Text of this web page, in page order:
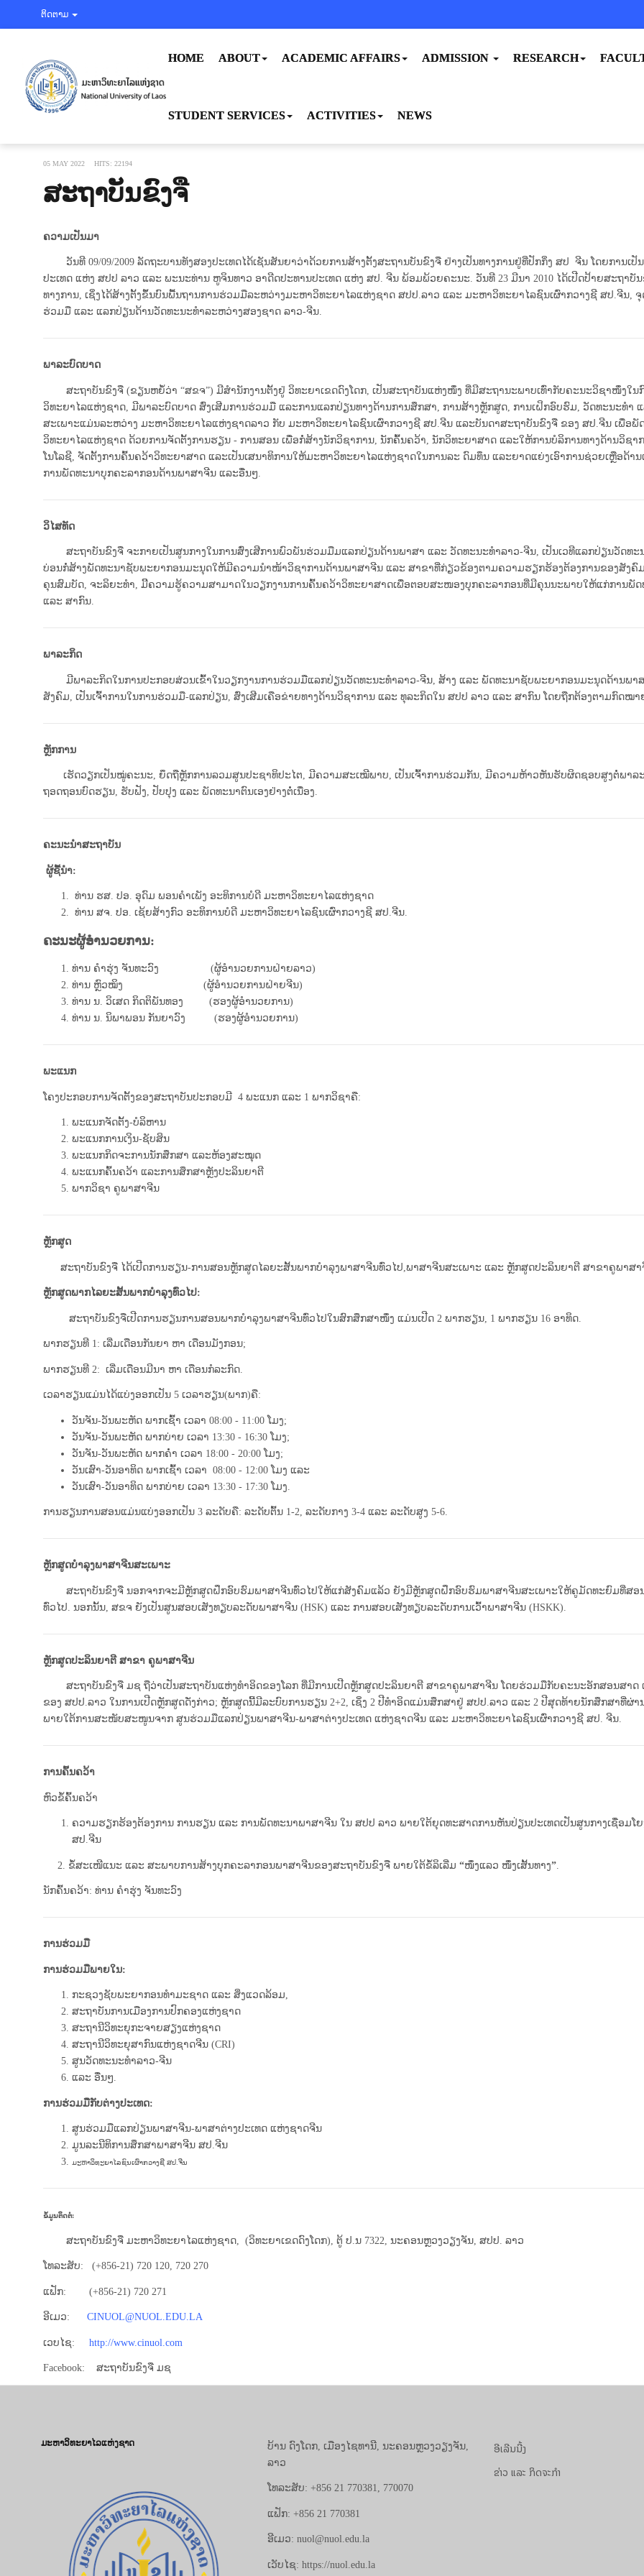
ຕິດຕາມ
HOME ABOUT ACADEMIC AFFAIRS ADMISSION RESEARCH
STUDENT SERVICES ACTIVITIES NEWS
05 MAY 2022 HITS: 22194
ສະຖາບັນຂົງຈື
ຄວາມເປັນມາ
ວັນ​ທີ 09/09/2009 ລັດ​ຖະ​ບານ​ທັງສອງປະ​ເທດ​ໄດ້​ເຊັນ​ສັນຍາວ່າ​ດ້ວຍ​ການ​ສ້າງ​ຕັ້ງ​ສະຖານ​ບັນ​ຂົງຈື ​ຢ່າງ​ເປັນ​ທາງ​ການຢູ່​ທີ່​ປັກ​ກິ່ງ ສປ ຈີນ ໂດຍກາ
ປະເທດ ແຫ່ງ ສປປ ລາວ ແລະ ພະນະທ່ານ ຫູຈິນທາວ ອາດີດປະທານປະເທດ ແຫ່ງ ສປ. ຈີນ ພ້ອມພ້ວຍຄະນະ. ວັນທີ 23 ມີນາ 2010 ໄດ້ເປີດປ້າຍສະຖາບັ
ທາງການ, ເຊິ່ງ​ໄດ້​ສ້າງ​ຕັ້ງ​ຂຶ້ນ​ບົນ​ພື້ນຖານ​ການ​ຮ່ວມ​ມືລະຫວ່າງມະຫາວິທະຍາໄລແຫ່ງຊາດ ສປປ.ລາວ ແລະ ມະຫາວິທະຍາໄລຊົນເຜົ່າກວາງຊີ ສປ.ຈີນ,
ຮ່ວມມື ແລະ ແລກປ່ຽນດ້ານວັດທະນະທໍາລະຫວ່າງສອງຊາດ ລາວ-ຈີນ. ​
ພາລະບົດບາດ
ສະຖາບັນຂົງຈື (ຂຽນຫຍໍ້ວ່າ “ສຂຈ”) ມີສໍານັກງານຕັ້ງຢູ່ ວິທະຍາເຂດດົງໂດກ, ເປັນສະຖາ​ບັນແຫ່ງ​ໜຶ່ງ ທີ່ມີສະຖານະພາບເທົ່າກັບຄະນະວິຊາໜຶ່ງໃນ
ວິທະຍາໄລແຫ່ງຊາດ, ມີພາລະບົດບາດ ສົ່ງເສີມການຮ່ວມມື ແລະການແລກປ່ຽນທາງດ້ານ​​ການສຶກສາ, ການສ້າງຫຼັກສູດ, ການເຝິກອົບຮົມ, ວັດທະນະທໍາ
ສະເພາະແມ່ນລະຫວ່າງ ມະຫາວິທະຍາໄລແຫ່ງ​​ຊາດລາວ ກັບ ມະຫາວິທະຍາໄລ​​​​​ຊົນເຜົ່າກວາງຊີ ສປ.ຈີນ ແລະບັນດາສະຖາບັນຂົງຈື ຂອງ ສປ.ຈີນ ເພື່
ວິທະຍາໄລແຫ່ງຊາດ ດ້ວຍການຈັດຕັ້ງການ​ຮຽນ - ການສອນ ເພື່ອກໍ່ສ້າງນັກວິຊາ​ການ​​​​​,​ ນັກຄົ້ນຄວ້າ, ນັກວິທະຍາສາດ ແລະໃຫ້ການບໍລິການທາງດ້ານວິຊ
ໂນ​​​​ໂລຊີ, ຈັດຕັ້ງການຄົ້ນຄວ້າວິທະຍາສາດ ແລະເປັນເສນາທິການໃຫ້ມະຫາ​​ວິທະຍາໄລແຫ່ງຊາດໃນການລະ ດົມທຶນ ແລະຍາດແຍ່ງເອົາການຊ່ວຍເຫຼືອດ້າ
ການພັດທະນາບຸກຄະລາກອນດ້ານພາສາຈີນ ແລະອື່ນໆ.
ວິໄສທັດ
ສະ​ຖາ​ບັນ​ຂົງຈື ຈະ​ກາຍເປັນ​ສູນກາງໃນການສົ່ງ​ເສີການພົວພັນຮ່ວມມືມແລກປ່ຽນດ້ານພາສາ ແລະ ​ວັດທະນະ​ທໍາ​ລາວ-ຈີນ, ເປັນເວທີແລກປ່ຽນວັດທະ
ບ່ອນກໍ່ສ້າງພັດທະນາຊັບພະຍາກອນມະນຸດໃຫ້ມີຄວາມນໍາໜ້າວິຊາການດ້ານພາສາຈີນ ແລະ ສາຂາທີ່ກ່ຽວຂ້ອງຕາມຄວາມຮຽກຮ້ອງຕ້ອງການຂອງສັງ
ຄຸນສົມບັດ, ຈະລິຍະທໍາ, ມີິຄວາມຮູ້ຄວາມສາມາດໃນວຽກງານການຄົ້ນຄວ້າວິທະຍາສາດເພື່ອຕອບສະໜອງບຸກຄະລາກອນທີ່ມີຄຸນນະພາບໃຫ້ແກ່ການພັດ
ແລະ ສາກົນ.
ພາລະກິດ
ມີພາລະກິດໃນການປະກອບສ່ວນເຂົ້າໃນວຽກງານການຮ່ວມມືແລກປ່ຽນວັດທະນະທໍາລາວ-ຈີນ, ສ້າງ ແລະ ພັດທະນາຊັບພະຍາກອນມະນຸດດ້ານພາ
ສັງຄົມ, ເປັນເຈົ້າການໃນການຮ່ວມມື-ແລກປ່ຽນ, ສົ່ງເສີມເຄືອຂ່າຍທາງດ້ານວິຊາການ ແລະ ທຸລະກິດໃນ ສປປ ລາວ ແລະ ສາກົນ ໂດຍຖືກຕ້ອງຕາມກົດໝ
ຫຼັກການ
ເຮັດວຽກເປັນໝູ່ຄະນະ, ຍຶດຖືຫຼັກການລວມສູນປະຊາທິປະໄຕ, ມີຄວາມສະເໝີພາບ, ເປັນເຈົ້າການຮ່ວມກັນ, ມີຄວາມຫ້າວຫັນຮັບຜິດຊອບສູງຕໍ່ພາ
ຖອດຖອນບົດຮຽນ, ຮັບຟັງ, ປັບປຸງ ແລະ ພັດທະນາຕົນເອງຢ່າງຕໍ່ເນື່ອງ.
ຄະນະນໍາສະຖາບັນ
ຜູ້ຊື້ນໍາ:
ທ່ານ ຮສ. ປອ. ອຸດົມ ພອນຄໍາເພັງ ອະທິການບໍດີ ມະຫາວິທະຍາໄລແຫ່ງຊາດ
ທ່ານ ສຈ. ປອ. ເຊ້ຍສ້າງກົວ ອະທິການບໍດີ ມະຫາວິທະຍາໄລຊົນເຜົ່າກວາງຊີ ສປ.ຈີນ.
ຄະນະຜູ້ອໍານວຍການ:
ທ່ານ ຄໍາຮຸ່ງ ຈັນທະວົງ (ຜູ້ອຳນວຍການຝ່າຍລາວ)
ທ່ານ ຫຼົວໝິງ (ຜູ້ອຳນວຍການຝ່າຍຈີນ)
ທ່ານ ນ. ວິເສດ ກິດຕິພັນທອງ (ຮອງຜູ້ອໍານວຍການ)
ທ່ານ ນ. ນິພາພອນ ກັນຍາວົງ (ຮອງຜູ້ອໍານວຍການ)
ພະແນກ
ໂຄງປະກອບການຈັດຕັ້ງຂອງສະຖາບັນປະກອບມີ 4 ພະແນກ ແລະ 1 ພາກວິຊາຄື:
ພະແນກຈັດຕັ້ງ-ບໍລິຫານ
ພະແນກການເງິນ-ຊັບສິນ
ພະແນກກິດຈະການນັກສຶກສາ ແລະຫ້ອງສະໝຸດ
ພະແນກຄົ້ນຄວ້າ ແລະການສຶກສາຫຼັງປະລິນຍາຕີ
ພາກວິຊາ ຄູພາສາຈີນ
ຫຼັກສູດ
ສະຖາບັນຂົງຈື ໄດ້ເປີດການຮຽນ-ການສອນຫຼັກສູດໄລຍະສັ້ນພາກບໍາລຸງພາສາຈີນທົ່ວໄປ,ພາສາຈີນສະເພາະ ແລະ ຫຼັກສູດປະລິນຍາຕີ ສາຂາຄູພາສາ
ຫຼັກສູດພາກໄລຍະສັ້ນພາກບໍາລຸງທົ່ວໄປ:
ສະຖາບັນຂົງຈືເປີດການຮຽນການສອນພາກບໍາລຸງພາສາຈີນທົ່ວໄປໃນສົກສຶກສາໜຶ່ງ ແມ່ນເປີດ 2 ພາກຮຽນ, 1 ພາກຮຽນ 16 ອາທິດ.
ພາກຮຽນ​ທີ 1: ເລີ່ມເດືອນກັນ​ຍາ ຫາ ​ເດືອນມັງກອນ;
ພາກຮຽນ​ທີ 2: ​​ເລີ່ມເດືອນ​ມີນາ ຫາ ​ເດືອນກໍລະກົດ.
ເວລາຮຽນແມ່ນໄດ້ແບ່ງອອກເປັນ 5 ເວລາຮຽນ(ພາກ)​ຄື:
ວັນ​ຈັນ​-​ວັນພະຫັດ ພາກເຊົ້າ ​ເວລາ 08:00 - 11:00 ​ໂມງ;
ວັນ​ຈັນ​-​ວັນພະຫັດ ພາກ​ບ່າຍ ເວລາ 13:30 - 16:30 ​ໂມງ;
​ວັນ​ຈັນ​-​ວັນພະຫັດ ພາກ​ຄໍ່າ ​ເວລາ 18:00 - 20:00 ໂມງ;
ວັນ​ເສົາ-ວັນອາທິດ ພາກ​ເຊົ້າ ​ເວລາ ​ 08:00 - 12:00 ​ໂມງ ແລະ
ວັນ​ເສົາ-ວັນອາທິດ​ ພາກ​ບ່າຍ ​ເວລາ 13:30 - 17:30 ໂມງ.
ການຮຽນການສອນແມ່ນແບ່ງອອກເປັນ 3 ລະດັບຄື: ລະດັບຕົ້ນ 1-2, ລະດັບກາງ 3-4 ແລະ ລະດັບສູງ 5-6.
ຫຼັກສູດບໍາລຸງພາສາຈີນສະເພາະ
ສະຖາບັນຂົງຈື ນອກຈາກຈະມີຫຼັກສູດ​ຝຶກ​ອົບຮົມ​ພາສາ​ຈີນທົ່ວໄປໃຫ້ແກ່ສັງຄົມແລ້ວ ຍັງມີຫຼັກສູດຝຶກອົບຮົມພາສາຈີນສະເພາະໃຫ້ຄູ​ມັດທະຍົມທີ່​ສອນ​
ທົ່ວ​ໄປ. ນອກ​ນັ້ນ, ສຂຈ ຍັງເປັນສູນສອບເສັງທຽບລະດັບພາສາຈີນ (HSK) ແລະ ການສອບເສັງທຽບລະດັບການເວົ້າພາສາຈີນ (HSKK).
ຫຼັກສູດປະລິນຍາຕີ ສາຂາ ຄູພາສາຈີນ
ສະຖາບັນຂົງຈື ມຊ ຖືວ່າເປັນສະຖາບັນແຫ່ງທໍາອິດຂອງໂລກ ທີ່ມີການເປີດຫຼັກສູດປະລິນຍາຕີ ສາຂາຄູພາສາຈີນ ໂດຍຮ່ວມມືກັບຄະນະອັກສອນສາດ
ຂອງ ສປປ.ລາວ ໃນການເປີດຫຼັກສູດດັ່ງກ່າວ; ຫຼັກສູດນີ້ມີລະບົບການຮຽນ 2+2, ເຊິ່ງ 2 ປີທໍາອິດແມ່ນສຶກສາຢູ່ ສປປ.ລາວ ແລະ 2 ປີສຸດທ້າຍນັກສຶກສາທີ່
ພາຍໃຕ້ການສະໜັບສະໜູນຈາກ ສູນຮ່ວມມືແລກປ່ຽນພາສາຈີນ-ພາສາຕ່າງປະເທດ ແຫ່ງຊາດຈີນ ແລະ ມະຫາວິທະຍາໄລຊົນເຜົ່າກວາງຊີ ສປ. ຈີນ.
ການຄົ້ນຄວ້າ
ຫົວຂໍ້ຄົ້ນຄວ້າ
ຄວາມຮຽກຮ້ອງຕ້ອງການ ການຮຽນ ແລະ ການພັດທະນາພາສາຈີນ ໃນ ສປປ ລາວ ພາຍໃຕ້ຍຸດທະສາດການຫັນປ່ຽນປະເທດເປັນສູນກາງເຊື່ອມ
ສປ.ຈີນ
2. ຂໍ້ສະເໜີແນະ ແລະ ສະພາບການສ້າງບຸກຄະລາກອນພາສາຈີນຂອງສະຖາບັນຂົງຈື ພາຍໃຕ້ຂໍ້ລິເລີ່ມ “ໜຶ່ງແລວ ໜຶ່ງເສັ້ນທາງ”.
ນັກຄົ້ນຄວ້າ: ທ່ານ ຄໍາຮຸ່ງ ຈັນທະວົງ
ການຮ່ວມມື
ການຮ່ວມມືພາຍໃນ:
ກະຊວງຊັບພະຍາກອນທໍາມະຊາດ ແລະ ສິ່ງແວດລ້ອມ,
ສະຖາບັນການເມືອງການປົກຄອງແຫ່ງຊາດ
ສະຖານີວິທະຍຸກະຈາຍສຽງແຫ່ງຊາດ
ສະຖານີວິທະຍຸສາກົນແຫ່ງຊາດຈີນ (CRI)
ສູນວັດທະນະທໍາລາວ-ຈີນ
ແລະ ອື່ນໆ.
ການຮ່ວມມືກັບຕ່າງປະເທດ:
ສູນຮ່ວມມືແລກປ່ຽນພາສາຈີນ-ພາສາຕ່າງປະເທດ ແຫ່ງຊາດຈີນ
ມູນລະນີທິການສຶກສາພາສາຈີນ ສປ.ຈີນ
ມະຫາວິທະຍາໄລຊົນເຜົ່າກວາງຊີ ສປ.ຈີນ
ຂໍ້ມູນຕິດຕໍ່:
ສະຖາບັນຂົງຈື ມະຫາວິທະຍາໄລແຫ່ງຊາດ, ​ (ວິທະຍາເຂດດົງໂດກ), ຕູ້ ປ.ນ 7322, ນະຄອນຫຼວງວຽງຈັນ, ສປປ. ລາວ
ໂທລະສັບ: (+856-21) 720 120​, 720 270
ແຟັກ: (+856-21) 720 271
ອີເມວ: CINUOL@NUOL.EDU.LA
ເວບໄຊ: http://www.cinuol.com
Facebook: ສະຖາບັນຂົງຈື ມຊ
ມະຫາວິທະຍາໄລແຫ່ງຊາດ
ບ້ານ ດົງໂດກ, ເມືອງໄຊທານີ, ນະຄອນຫຼວງວຽງຈັນ,
ລາວ
ໂທລະສັບ: +856 21 770381, 770070
ແຟັກ: +856 21 770381
ອີເມວ: nuol@nuol.edu.la
ເວັບໄຊ: https://nuol.edu.la
ອີເລີນນີ້ງ
ຂ່າວ ແລະ ກິດຈະກຳ